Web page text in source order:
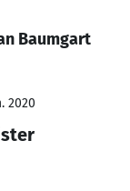
Baumgart
2020